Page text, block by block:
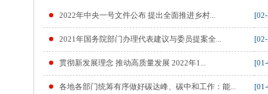
2022年中央一号文件公布 提出全面推进乡村...
2021年国务院部门办理代表建议与委员提案全...
贯彻新发展理念 推动高质量发展 2022年1...
各地各部门统筹有序做好碳达峰、碳中和工作：能...